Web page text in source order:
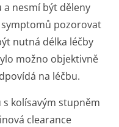
a nesmí být děleny
pozorovat
nutná délka léčby
možno objektivně
na léčbu.
kolísavým stupněm
clearance